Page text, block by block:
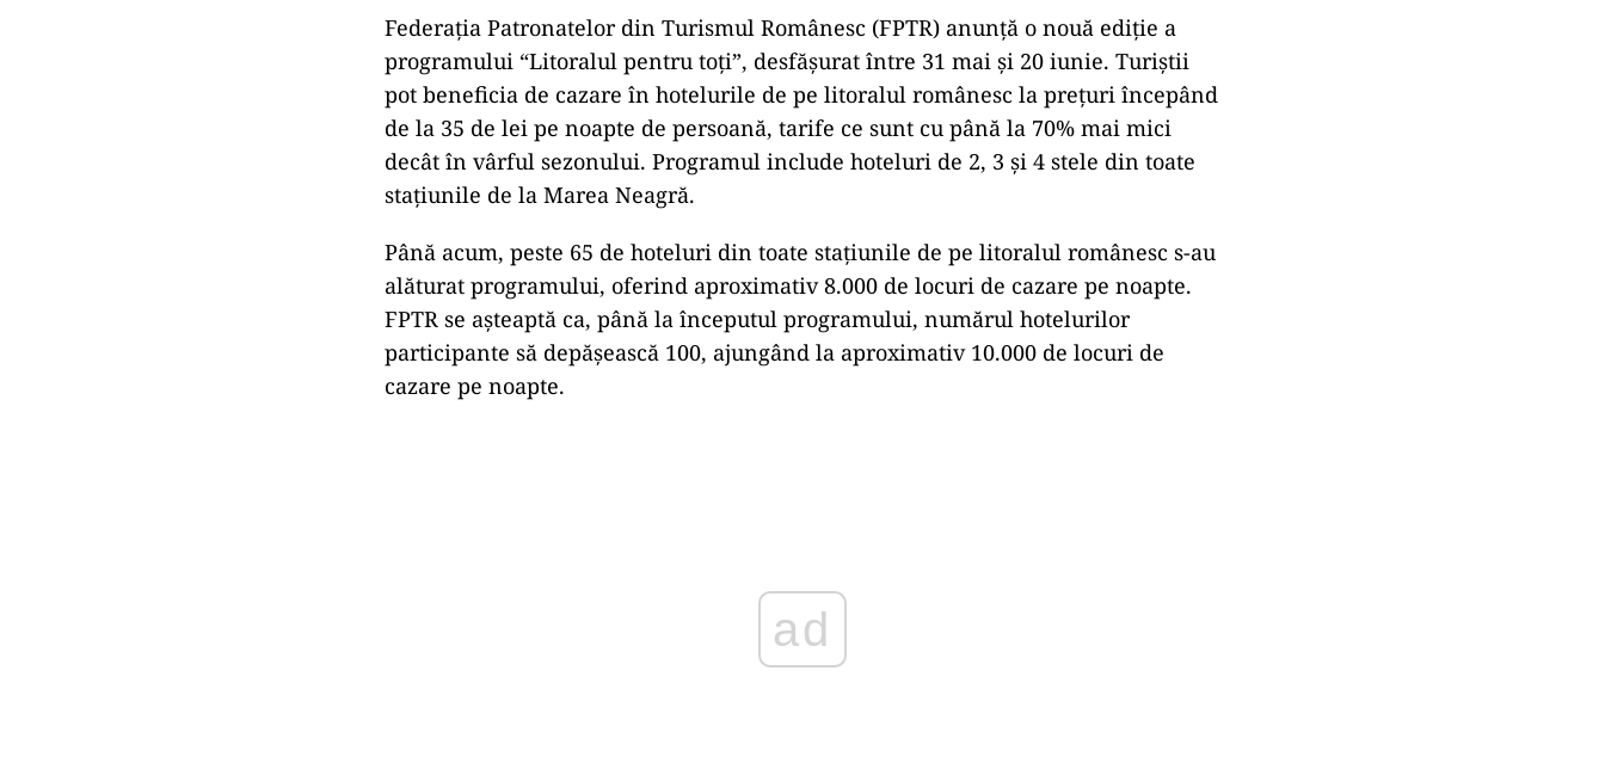
Federația Patronatelor din Turismul Românesc (FPTR) anunță o nouă ediție a
programului “Litoralul pentru toți”, desfășurat între 31 mai și 20 iunie. Turiștii
pot beneficia de cazare în hotelurile de pe litoralul românesc la prețuri începând
de la 35 de lei pe noapte de persoană, tarife ce sunt cu până la 70% mai mici
decât în vârful sezonului. Programul include hoteluri de 2, 3 și 4 stele din toate
stațiunile de la Marea Neagră.
Până acum, peste 65 de hoteluri din toate stațiunile de pe litoralul românesc s-au
alăturat programului, oferind aproximativ 8.000 de locuri de cazare pe noapte.
FPTR se așteaptă ca, până la începutul programului, numărul hotelurilor
participante să depășească 100, ajungând la aproximativ 10.000 de locuri de
cazare pe noapte.